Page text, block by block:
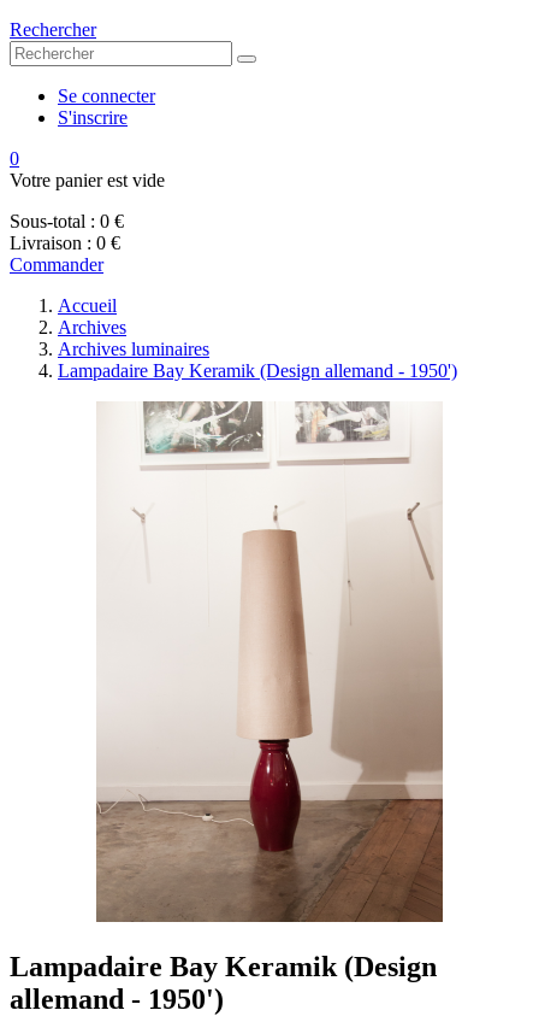
Rechercher
Se connecter
S'inscrire
0
Votre panier est vide
Sous-total : 0 €
Livraison : 0 €
Commander
Accueil
Archives
Archives luminaires
Lampadaire Bay Keramik (Design allemand - 1950')
Lampadaire Bay Keramik (Design
allemand - 1950')